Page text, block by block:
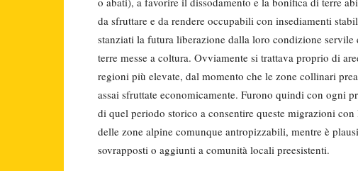
da sfruttare e da rendere occupabili con insediamenti
stanziati la futura liberazione dalla loro condizione
terre messe a coltura. Ovviamente si trattava proprio di
regioni più elevate, dal momento che le zone collinari
assai sfruttate economicamente. Furono quindi con
di quel periodo storico a consentire queste migrazioni
delle zone alpine comunque antropizzabili, mentre è
sovrapposti o aggiunti a comunità locali preesistenti.